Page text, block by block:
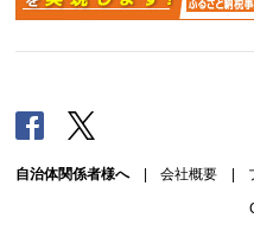
Facebook
自治体関係者様へ| 会社概要